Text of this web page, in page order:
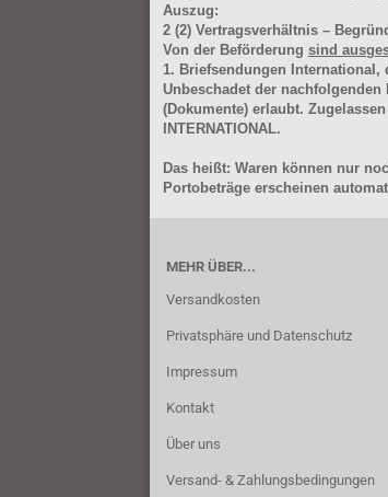
Auszug:
2 (2) Vertragsverhältnis –
Von der Beförderung sind
1. Briefsendungen International,
Unbeschadet der
(Dokumente) erlaubt.
INTERNATIONAL.
Das heißt: Waren können nur
Portobeträge erscheinen
MEHR ÜBER...
Versandkosten
Privatsphäre und Datenschutz
Impressum
Kontakt
Über uns
Versand- & Zahlungsbedingungen